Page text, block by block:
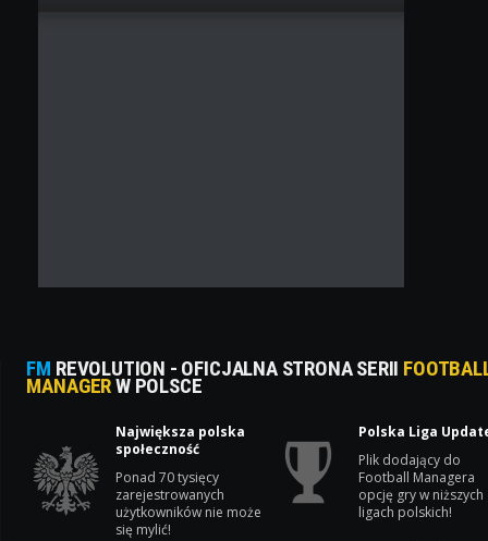
FM REVOLUTION - OFICJALNA STRONA SERII
MANAGERW POLSCE
Największa polska
społeczność
Ponad 70 tysięcy
zarejestrowanych
użytkowników nie może
się mylić!
Polska Liga
Plik dodający do
Football Managera
opcję gry w niższych
ligach polskich!